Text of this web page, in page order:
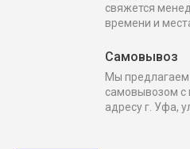
свяжется
времени и
Самовывоз
Мы предлагаем
самовывозом с
адресу г. Уфа,